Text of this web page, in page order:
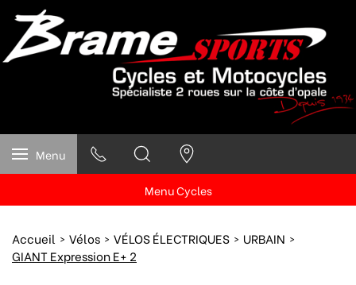
Menu
Menu Cycles
Accueil Vélos VÉLOS ÉLECTRIQUES
URBAIN
GIANT Expression E+ 2